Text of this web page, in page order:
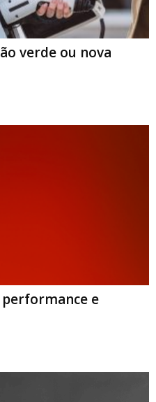
verde ou nova
e